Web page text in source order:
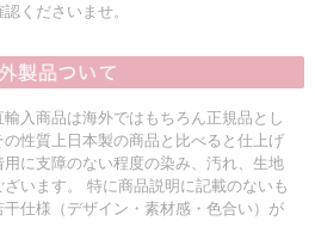
くださいませ。
入商品は海外ではもちろん正規品とし
性質上日本製の商品と比べると仕上げ
に支障のない程度の染み、汚れ、生地
います。 特に商品説明に記載のないも
仕様（デザイン・素材感・色合い）が